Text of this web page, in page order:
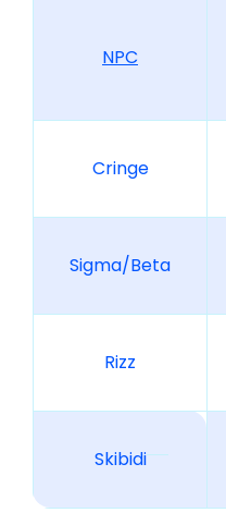
NPC
Cringe
Sigma/Beta
Rizz
Skibidi